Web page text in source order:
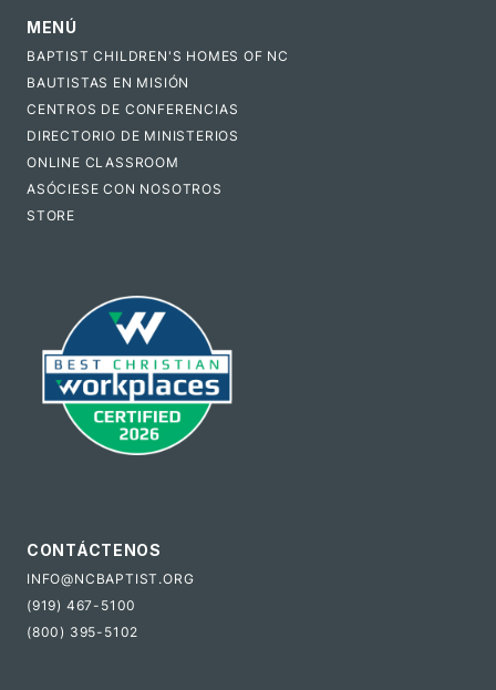
MENÚ
BAPTIST CHILDREN'S HOMES OF NC
BAUTISTAS EN MISIÓN
CENTROS DE CONFERENCIAS
DIRECTORIO DE MINISTERIOS
ONLINE CLASSROOM
ASÓCIESE CON NOSOTROS
STORE
CONTÁCTENOS
INFO@NCBAPTIST.ORG
(919) 467-5100
(800) 395-5102